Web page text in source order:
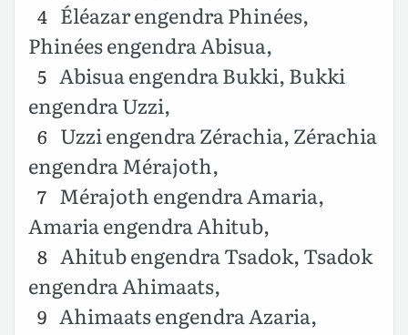
4 Éléazar engendra Phinées,
Phinées engendra Abisua,
5 Abisua engendra Bukki, Bukki
engendra Uzzi,
6 Uzzi engendra Zérachia, Zérachia
engendra Mérajoth,
7 Mérajoth engendra Amaria,
Amaria engendra Ahitub,
8 Ahitub engendra Tsadok, Tsadok
engendra Ahimaats,
9 Ahimaats engendra Azaria,